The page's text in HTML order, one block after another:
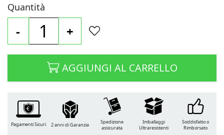
Quantità
- +
AGGIUNGI AL CARRELLO
Pagamenti Sicuri 2 anni di Garanzia
Spedizione
assicurata
Imballaggi
Ultraresistenti
Soddisfatto o
Rimborsato